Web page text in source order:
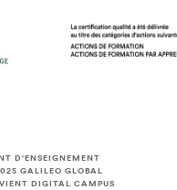
D'ENSEIGNEMENT
GALILEO GLOBAL
DIGITAL CAMPUS